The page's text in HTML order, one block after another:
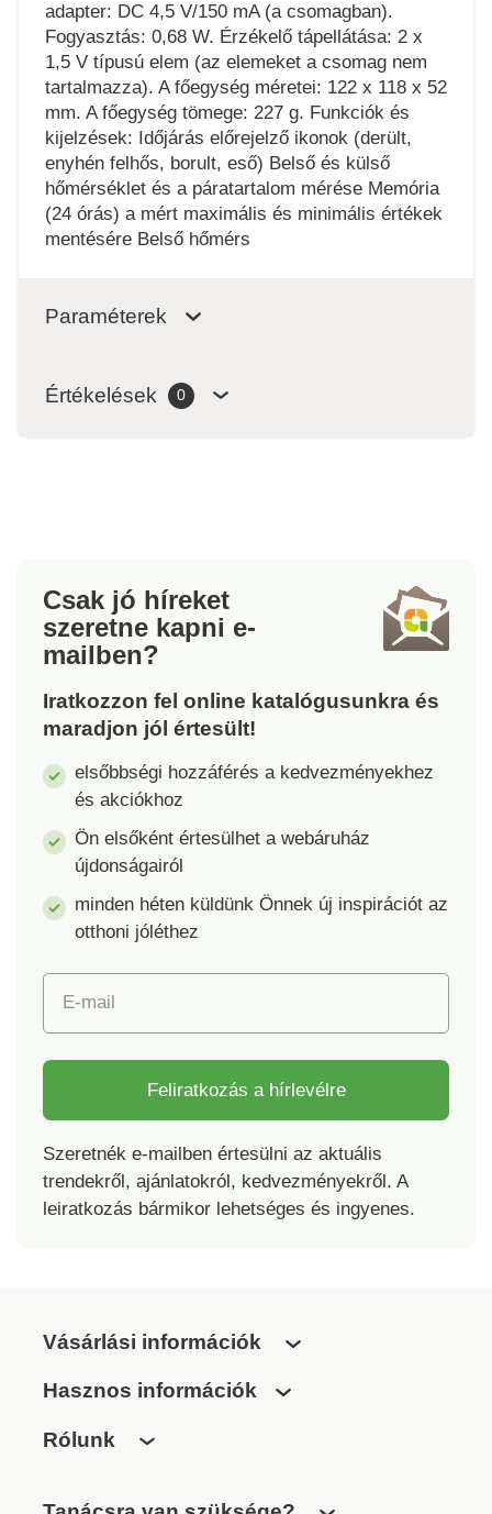
adapter: DC 4,5 V/150 mA (a csomagban).
Fogyasztás: 0,68 W. Érzékelő tápellátása: 2 x
1,5 V típusú elem (az elemeket a csomag nem
tartalmazza). A főegység méretei: 122 x 118 x 52
mm. A főegység tömege: 227 g. Funkciók és
kijelzések: Időjárás előrejelző ikonok (derült,
enyhén felhős, borult, eső) Belső és külső
hőmérséklet és a páratartalom mérése Memória
(24 órás) a mért maximális és minimális értékek
mentésére Belső hőmérs
Paraméterek
Értékelések 0
Csak jó híreket
szeretne kapni e-
mailben?
Iratkozzon fel online katalógusunkra és
maradjon jól értesült!
elsőbbségi hozzáférés a kedvezményekhez
és akciókhoz
Ön elsőként értesülhet a webáruház
újdonságairól
minden héten küldünk Önnek új inspirációt az
otthoni jóléthez
E-mail
Feliratkozás a hírlevélre
Szeretnék e-mailben értesülni az aktuális
trendekről, ajánlatokról, kedvezményekről. A
leiratkozás bármikor lehetséges és ingyenes.
Vásárlási információk
Hasznos információk
Rólunk